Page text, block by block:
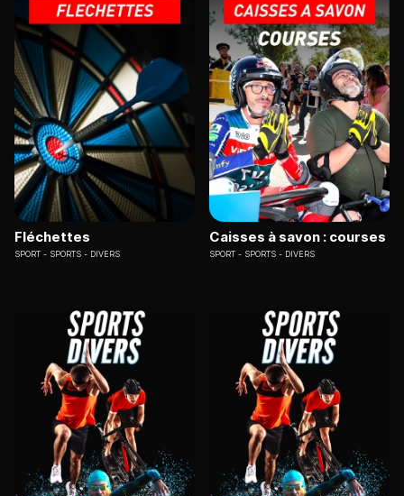
Fléchettes
SPORT SPORTS - DIVERS
Caisses à savon : courses
SPORT SPORTS - DIVERS